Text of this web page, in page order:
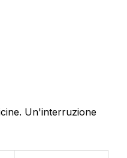
Un'interruzione